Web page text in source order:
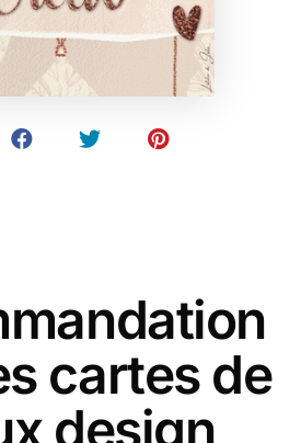
cartes de
design